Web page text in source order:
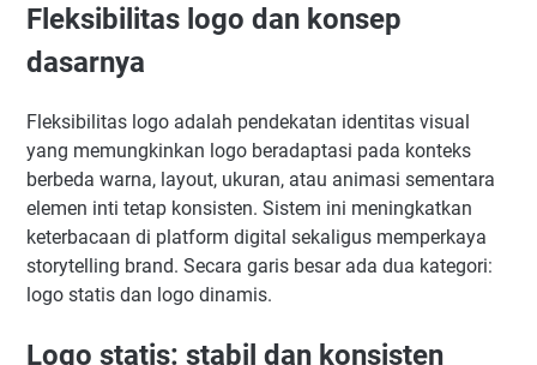
Fleksibilitas logo dan konsep
dasarnya
Fleksibilitas logo adalah pendekatan identitas visual
yang memungkinkan logo beradaptasi pada konteks
berbeda warna, layout, ukuran, atau animasi sementara
elemen inti tetap konsisten. Sistem ini meningkatkan
keterbacaan di platform digital sekaligus memperkaya
storytelling brand. Secara garis besar ada dua kategori:
logo statis dan logo dinamis.
Logo statis: stabil dan konsisten